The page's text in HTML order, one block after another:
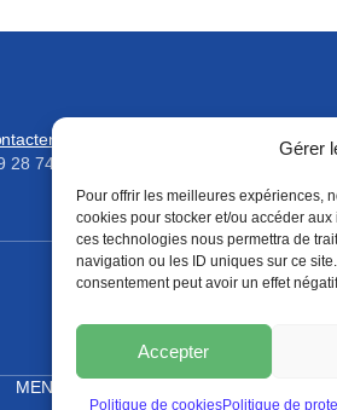
Gérer
Pour offrir les meilleures expériences,
cookies pour stocker et/ou accéder
ces technologies nous permettra de
navigation ou les ID uniques sur ce
consentement peut avoir un effet
Accepter
Politique de cookiesPolitique de
28 74
MENTIONS LÉGALES